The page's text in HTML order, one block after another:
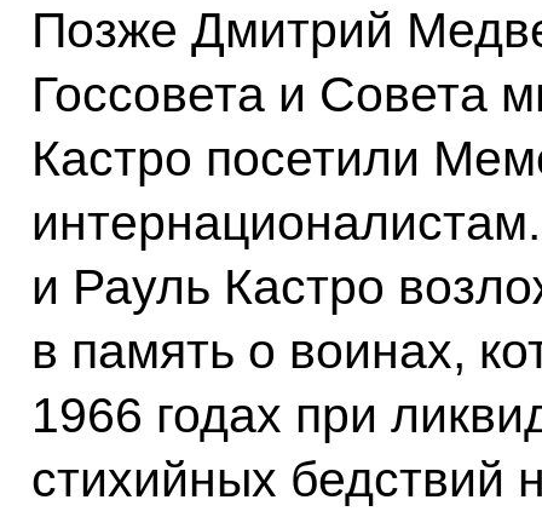
Позже Дмитрий
Госсовета и Совета
Кастро посетили
и Рауль Кастро
в память о воинах,
1966 годах при
стихийных бедствий